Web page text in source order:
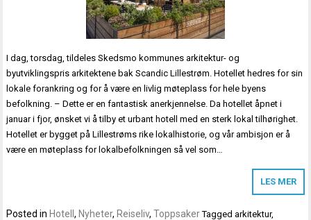
I dag, torsdag, tildeles Skedsmo kommunes arkitektur- og
byutviklingspris arkitektene bak Scandic Lillestrøm. Hotellet hedres for sin
lokale forankring og for å være en livlig møteplass for hele byens
befolkning. – Dette er en fantastisk anerkjennelse. Da hotellet åpnet i
januar i fjor, ønsket vi å tilby et urbant hotell med en sterk lokal tilhørighet.
Hotellet er bygget på Lillestrøms rike lokalhistorie, og vår ambisjon er å
være en møteplass for lokalbefolkningen så vel som…
LES MER
Posted in Hotell, Nyheter, Reiseliv,Toppsaker Taggedarkitektur,